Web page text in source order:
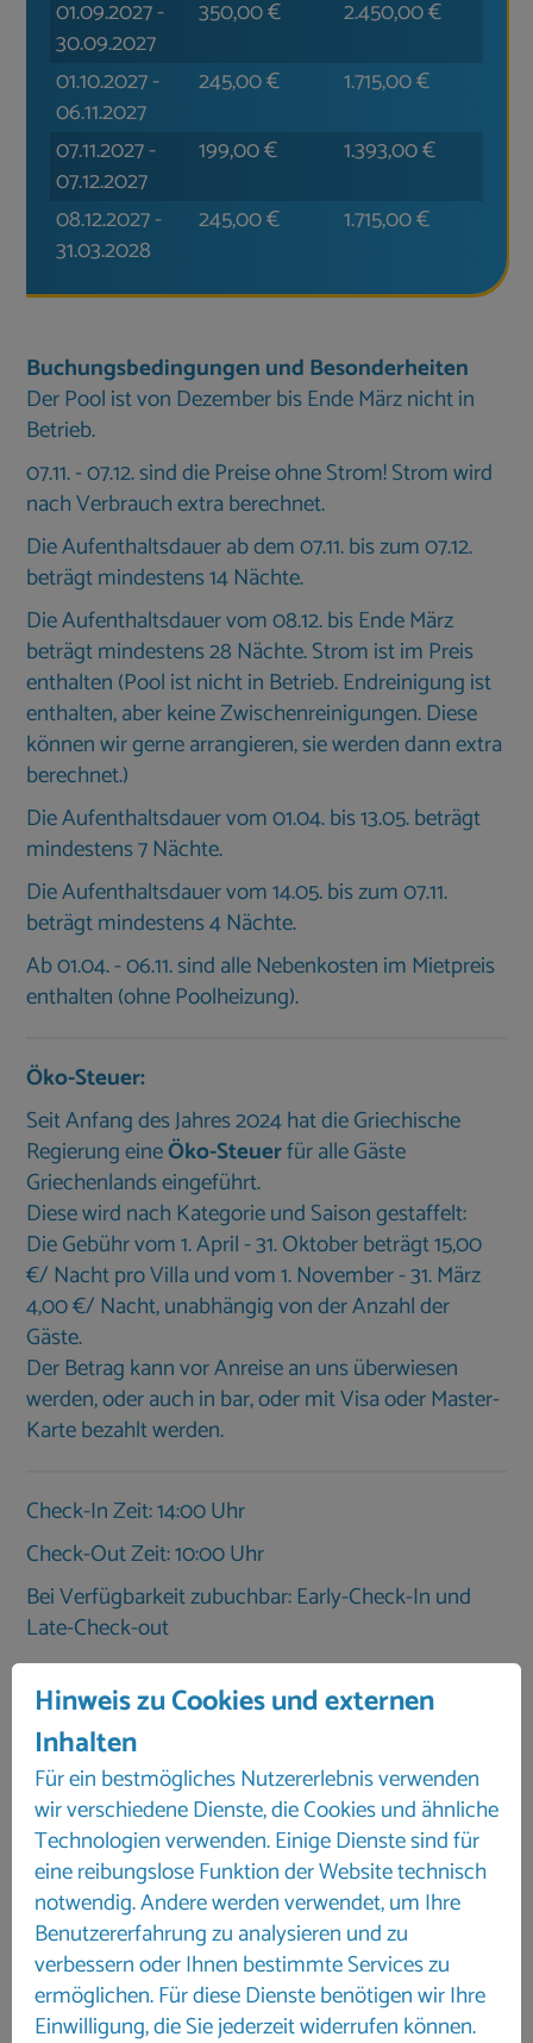
01.09.2027-
30.09.2027
350,00€ 2.450,00€
01.10.2027-
06.11.2027
245,00€ 1.715,00€
07.11.2027-
07.12.2027
199,00€ 1.393,00€
08.12.2027-
31.03.2028
245,00€ 1.715,00€
Buchungsbedingungen und Besonderheiten
Der Pool ist von Dezember bis Ende März nicht in
Betrieb.
07.11. - 07.12. sind die Preise ohne Strom! Strom wird
nach Verbrauch extra berechnet.
Die Aufenthaltsdauer ab dem 07.11. bis zum 07.12.
beträgt mindestens 14 Nächte.
Die Aufenthaltsdauer vom 08.12. bis Ende März
beträgt mindestens 28 Nächte. Strom ist im Preis
enthalten (Pool ist nicht in Betrieb. Endreinigung ist
enthalten, aber keine Zwischenreinigungen. Diese
können wir gerne arrangieren, sie werden dann extra
berechnet.)
Die Aufenthaltsdauer vom 01.04. bis 13.05. beträgt
mindestens 7 Nächte.
Die Aufenthaltsdauer vom 14.05. bis zum 07.11.
beträgt mindestens 4 Nächte.
Ab 01.04. - 06.11. sind alle Nebenkosten im Mietpreis
enthalten (ohne Poolheizung).
Öko-Steuer:
Seit Anfang des Jahres 2024 hat die Griechische
Regierung eineÖko-Steuerfür alle Gäste
Griechenlands eingeführt.
Diese wird nach Kategorie und Saison gestaffelt:
Die Gebühr vom 1. April - 31. Oktober beträgt 15,00
€/ Nacht pro Villa und vom 1. November - 31. März
4,00 €/ Nacht, unabhängig von der Anzahl der
Gäste.
Der Betrag kann vor Anreise an uns überwiesen
werden, oder auch in bar, oder mit Visa oder Master-
Karte bezahlt werden.
Check-In Zeit: 14:00 Uhr
Check-Out Zeit: 10:00 Uhr
Bei Verfügbarkeit zubuchbar: Early-Check-In und
Late-Check-out
Rücktrittinfo und Stornierungskosten
bis 61 Tage 100,00 €
60-30 Tage 25 %
ab dem 29. Tag 50 %
ab dem 8. Tag vor Reiseantritt 100 %
Kaution 500,00 €
Hinweis zu Cookies und externen
Inhalten
Für ein bestmögliches Nutzererlebnis verwenden
wir verschiedene Dienste, die Cookies und ähnliche
Technologien verwenden. Einige Dienste sind für
eine reibungslose Funktion der Website technisch
notwendig. Andere werden verwendet, um Ihre
Benutzererfahrung zu analysieren und zu
verbessern oder Ihnen bestimmte Services zu
ermöglichen. Für diese Dienste benötigen wir Ihre
Einwilligung, die Sie jederzeit widerrufen können.